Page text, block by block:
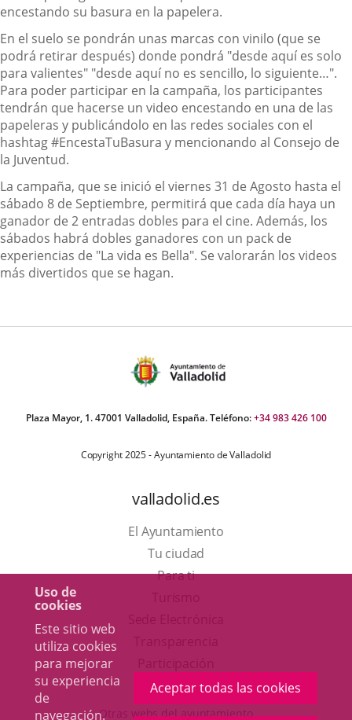
Uso de
cookies
Este sitio web
utiliza cookies
para mejorar
su experiencia
de
navegación.
Aceptar todas las cookies
encestando su basura en la papelera.
En el suelo se pondrán unas marcas con vinilo (que se
podrá retirar después) donde pondrá "desde aquí es solo
para valientes" "desde aquí no es sencillo, lo siguiente…".
Para poder participar en la campaña, los participantes
tendrán que hacerse un video encestando en una de las
papeleras y publicándolo en las redes sociales con el
hashtag #EncestaTuBasura y mencionando al Consejo de
la Juventud.
La campaña, que se inició el viernes 31 de Agosto hasta el
sábado 8 de Septiembre, permitirá que cada día haya un
ganador de 2 entradas dobles para el cine. Además, los
sábados habrá dobles ganadores con un pack de
experiencias de "La vida es Bella". Se valorarán los videos
más divertidos que se hagan.
Plaza Mayor, 1. 47001 Valladolid, España. Teléfono:+34 983 426 100
Copyright 2025 - Ayuntamiento de Valladolid
valladolid.es
El Ayuntamiento
Tu ciudad
Para ti
en
una
aplicación
externa.
Otras webs del ayuntamiento